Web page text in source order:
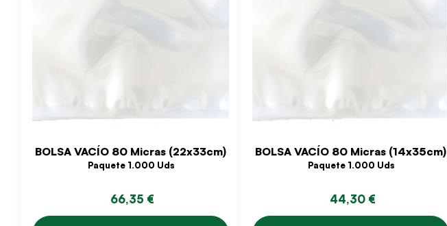
BOLSA VACÍO 80 Micras (22x33cm)
Paquete 1.000 Uds
66,35 €
BOLSA VACÍO 80 Micras (14x35cm)
Paquete 1.000 Uds
44,30 €